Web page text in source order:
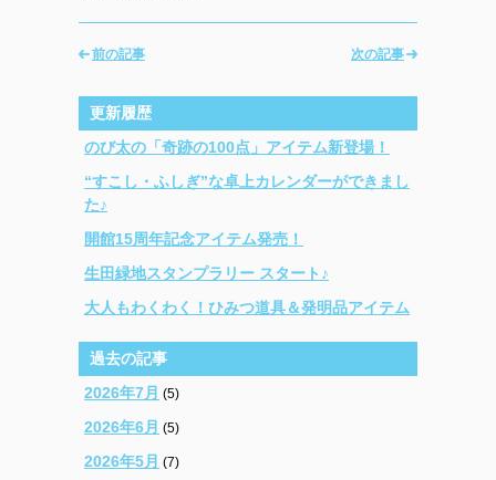
次の記事
前の記事
更新履歴
のび太の「奇跡の100点」アイテム新登場！
“すこし・ふしぎ”な卓上カレンダーができまし
た♪
開館15周年記念アイテム発売！
生田緑地スタンプラリー スタート♪
大人もわくわく！ひみつ道具＆発明品アイテム
過去の記事
2026年7月 (5)
2026年6月 (5)
2026年5月 (7)